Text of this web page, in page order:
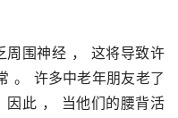
周围神经 ， 这将导致许
。 许多中老年朋友老了
因此 ， 当他们的腰背活